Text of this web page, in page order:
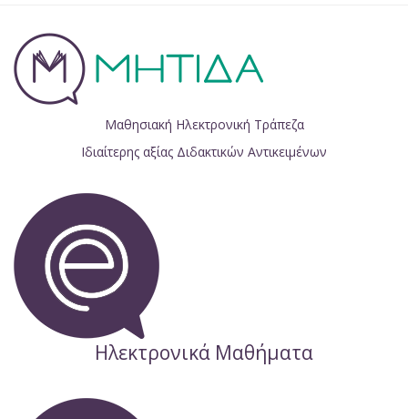
Μαθησιακή Ηλεκτρονική Τράπεζα
Ιδιαίτερης αξίας Διδακτικών Αντικειμένων
Ηλεκτρονικά Μαθήματα